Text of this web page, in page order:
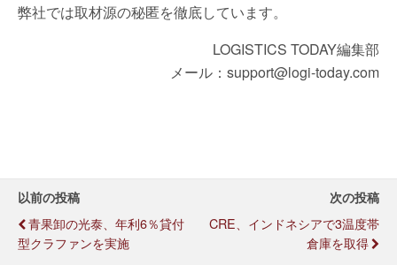
弊社では取材源の秘匿を徹底しています。
LOGISTICS TODAY編集部
メール：support@logi-today.com
以前の投稿
青果卸の光泰、年利6％貸付
型クラファンを実施
次の投稿
CRE、インドネシアで3温度帯
倉庫を取得